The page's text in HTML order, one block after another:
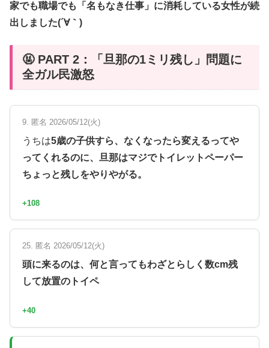
家でも職場でも「名もなき仕事」に消耗している女性が続
出しました(´∀｀)
🤬 PART 2：「旦那の1ミリ残し」問題に
全ガル民激怒
9. 匿名 2026/05/12(火)
うちは5歳の子供すら、なくなったら変えるってや
ってくれるのに、旦那はマジでトイレットペーパー
ちょっと残しをやりやがる。
+108
25. 匿名 2026/05/12(火)
頭に来るのは、何と言ってもわざとらしく数cm残
して放置のトイペ
+40